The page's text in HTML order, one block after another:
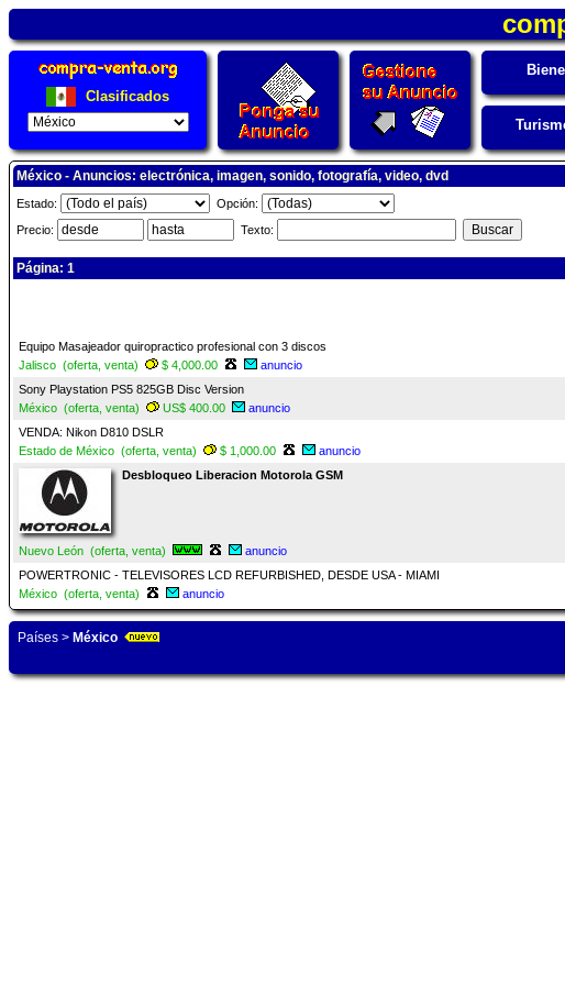
Clasificados
México - Anuncios: electrónica, imagen, sonido, fotografía, video, dvd
Estado:
Opción:
Precio:
Texto:
Página: 1
Equipo Masajeador quiropractico profesional con 3 discos
Jalisco (oferta, venta)
$ 4,000.00 anuncio
Sony Playstation PS5 825GB Disc Version
México (oferta, venta)
US$ 400.00 anuncio
VENDA: Nikon D810 DSLR
Estado de México (oferta, venta)
$ 1,000.00 anuncio
Desbloqueo Liberacion Motorola GSM
Nuevo León (oferta, venta) anuncio
POWERTRONIC - TELEVISORES LCD REFURBISHED, DESDE USA - MIAMI
México (oferta, venta)
anuncio
Países > México